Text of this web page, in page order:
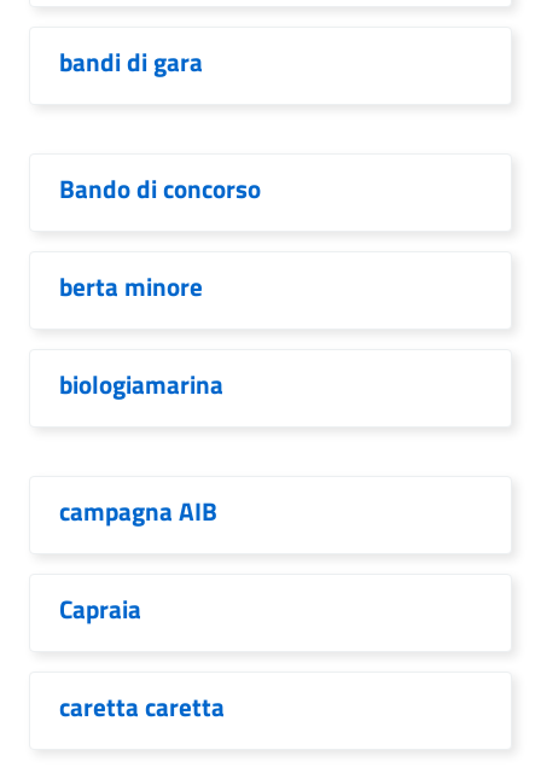
bandi di gara
Bando di concorso
berta minore
biologiamarina
campagna AIB
Capraia
caretta caretta